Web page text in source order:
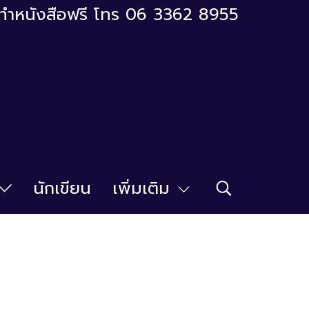
ำหนังสือฟรี โทร 06 3362 8955
นักเขียน เพิ่มเติม